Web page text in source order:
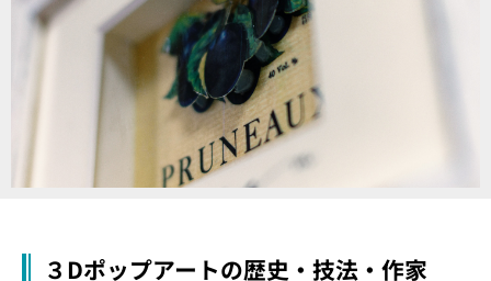
３Dポップアートの歴史・技法・作家
サイト紹介
お問合せ